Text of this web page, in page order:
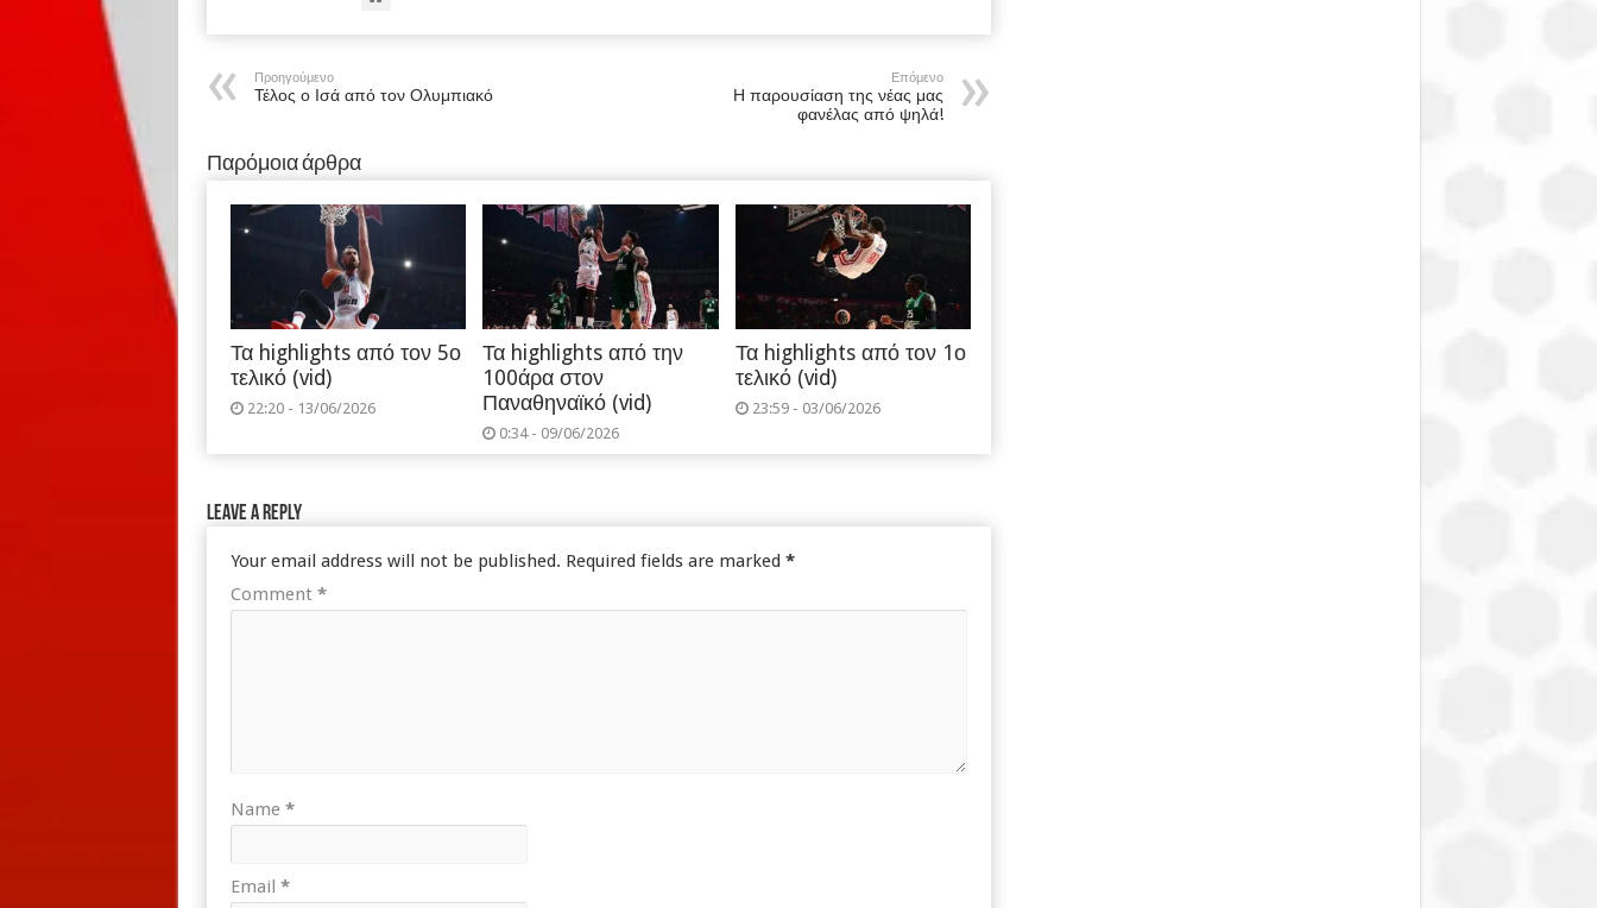
Προηγούμενο
Τέλος ο Ισά από τον Ολυμπιακό
Επόμενο
Η παρουσίαση της νέας μας
φανέλας από ψηλά!
Παρόμοια άρθρα
Τα highlights από τον 5ο
τελικό (vid)
22:20 - 13/06/2026
Τα highlights από την
100άρα στον
Παναθηναϊκό (vid)
0:34 - 09/06/2026
Τα highlights από τον 1ο
τελικό (vid)
23:59 - 03/06/2026
Leave a Reply
Your email address will not be published. Required fields are marked *
Comment *
Name *
Email *